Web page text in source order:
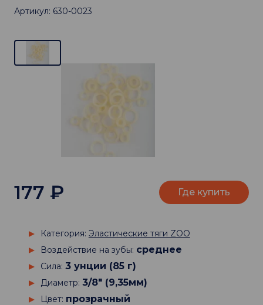
Артикул: 630-0023
Категория: Эластические тяги ZOO
Воздействие на зубы: среднее
Сила: 3 унции (85 г)
Диаметр: 3/8" (9,35мм)
Цвет: прозрачный
177 ₽ Где купить